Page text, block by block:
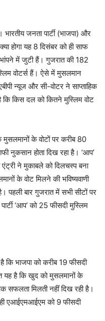
जनता पार्टी (भाजपा) और
होगा यह 8 दिसंबर को ही साफ
में जुटी हैं। गुजरात की 182
वोटर्स हैं। ऐसे में मुसलमान
न्यूज और सी-वोटर ने साप्ताहिक
कि किस दल को कितने मुस्लिम वोट
के वोटों पर करीब 80
नुकसान होता दिख रहा है। ‘आप’
ने मुकाबले को दिलचस्प बना
के वोट मिलने की भविष्यवाणी
पहली बार गुजरात में सभी सीटों पर
‘आप’ को 25 फीसदी मुस्लिम
भाजपा को करीब 19 फीसदी
यह है कि खुद को मुसलमानों के
मिलती नहीं दिख रही है।
एआईएमआईएम को 9 फीसदी